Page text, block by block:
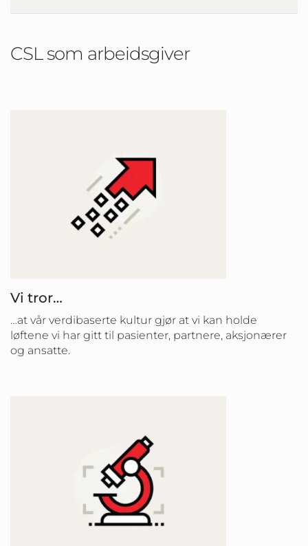
CSL som arbeidsgiver
Vi tror…
…at vår verdibaserte kultur gjør at vi kan holde
løftene vi har gitt til pasienter, partnere, aksjonærer
og ansatte.